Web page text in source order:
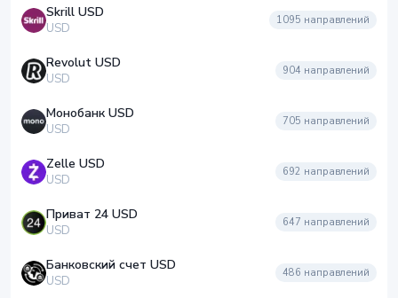
Skrill USD
USD
1095 направлений
Revolut USD
USD
904 направлений
Монобанк USD
USD
705 направлений
Zelle USD
USD
692 направлений
Приват 24 USD
USD
647 направлений
Банковский счет USD
USD
486 направлений